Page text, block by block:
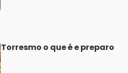
Torresmo o que é e preparo